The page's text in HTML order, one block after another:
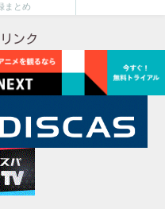
まとめ
ンク